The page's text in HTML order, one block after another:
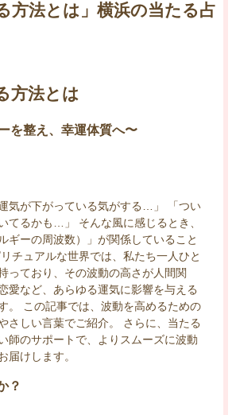
方法とは」横浜の当たる占
方法とは
を整え、幸運体質へ〜
気が下がっている気がする…」 「つい
てるかも…」 そんな風に感じるとき、
ギーの周波数）」が関係していること
チュアルな世界では、私たち一人ひと
っており、その波動の高さが人間関
愛など、あらゆる運気に影響を与える
。 この記事では、波動を高めるための
さしい言葉でご紹介。 さらに、当たる
師のサポートで、よりスムーズに波動
届けします。
？